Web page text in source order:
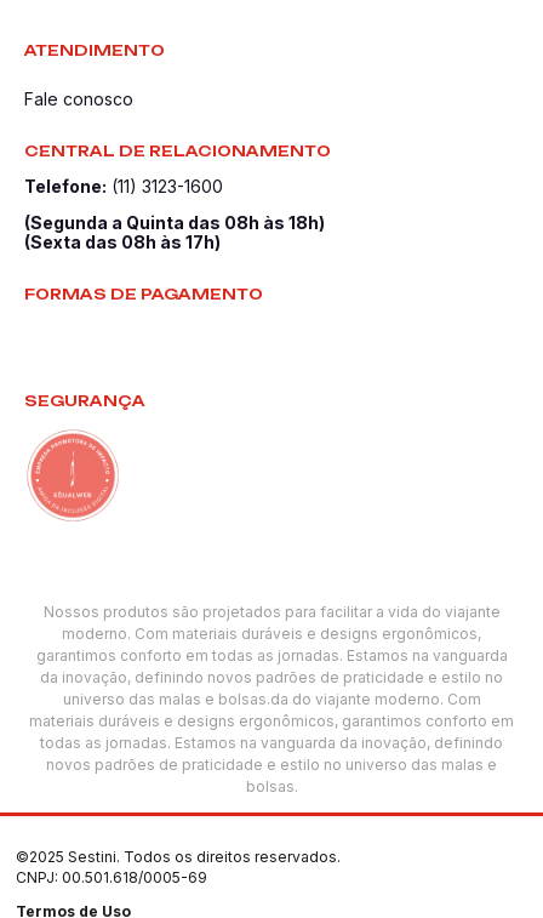
ATENDIMENTO
Fale conosco
CENTRAL DE RELACIONAMENTO
Telefone: (11) 3123-1600
(Segunda a Quinta das 08h às 18h)
(Sexta das 08h às 17h)
FORMAS DE PAGAMENTO
SEGURANÇA
Nossos produtos são projetados para facilitar a vida do viajante
moderno. Com materiais duráveis e designs ergonômicos,
garantimos conforto em todas as jornadas. Estamos na vanguarda
da inovação, definindo novos padrões de praticidade e estilo no
universo das malas e bolsas.da do viajante moderno. Com
materiais duráveis e designs ergonômicos, garantimos conforto em
todas as jornadas. Estamos na vanguarda da inovação, definindo
novos padrões de praticidade e estilo no universo das malas e
bolsas.
©2025 Sestini. Todos os direitos reservados.
CNPJ: 00.501.618/0005-69
Termos de Uso